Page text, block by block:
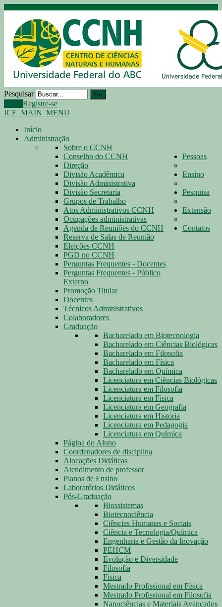
Pesquisar Go
Registre-se
ICE_MAIN_MENU
Início
Administração
Sobre o CCNH
Conselho do CCNH
Direção
Divisão Acadêmica
Divisão Administrativa
Divisão Secretaria
Grupos de Trabalho
Atos Administrativos CCNH
Ocupações administrativas
Agenda de Reuniões do CCNH
Reserva de Salas de Reunião
Eleições CCNH
PGD no CCNH
Perguntas Frequentes - Docentes
Perguntas Frequentes - Público
Externo
Promoção Titular
Pessoas
Docentes
Técnicos Administrativos
Colaboradores
Ensino
Graduação
Bacharelado em Biotecnologia
Bacharelado em Ciências Biológicas
Bacharelado em Filosofia
Bacharelado em Física
Bacharelado em Química
Licenciatura em Ciências Biológicas
Licenciatura em Filosofia
Licenciatura em Física
Licenciatura em Geografia
Licenciatura em História
Licenciatura em Pedagogia
Licenciatura em Química
Página do Aluno
Coordenadores de disciplina
Alocações Didáticas
Atendimento de professor
Planos de Ensino
Laboratórios Didáticos
Pós-Graduação
Biossistemas
Biotecnociência
Ciências Humanas e Sociais
Ciência e Tecnologia/Química
Engenharia e Gestão da Inovação
PEHCM
Evolução e Diversidade
Filosofia
Física
Mestrado Profissional em Física
Mestrado Profissional em Filosofia
Nanociências e Materiais Avançados
Pesquisa
Extensão
Contatos